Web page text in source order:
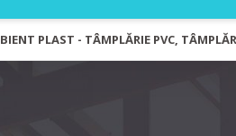
PLAST - TÂMPLĂRIE PVC,